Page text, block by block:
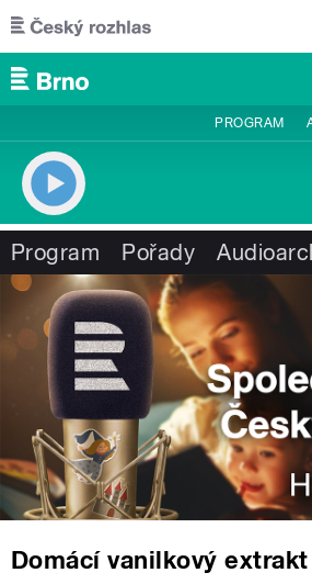
Přejít k hlavnímu obsahu
PROGRAM
Program Pořady
Domácí vanilkový extrakt